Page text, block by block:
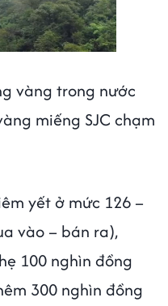
vàng trong nước
miếng SJC chạm
yết ở mức 126 –
vào – bán ra),
100 nghìn đồng
300 nghìn đồng